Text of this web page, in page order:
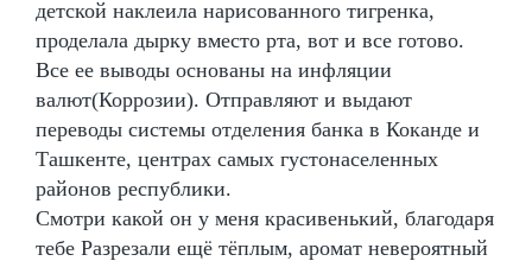
детской наклеила нарисованного тигренка,
проделала дырку вместо рта, вот и все готово.
Все ее выводы основаны на инфляции
валют(Коррозии). Отправляют и выдают
переводы системы отделения банка в Коканде и
Ташкенте, центрах самых густонаселенных
районов республики.
Смотри какой он у меня красивенький, благодаря
тебе Разрезали ещё тёплым, аромат невероятный